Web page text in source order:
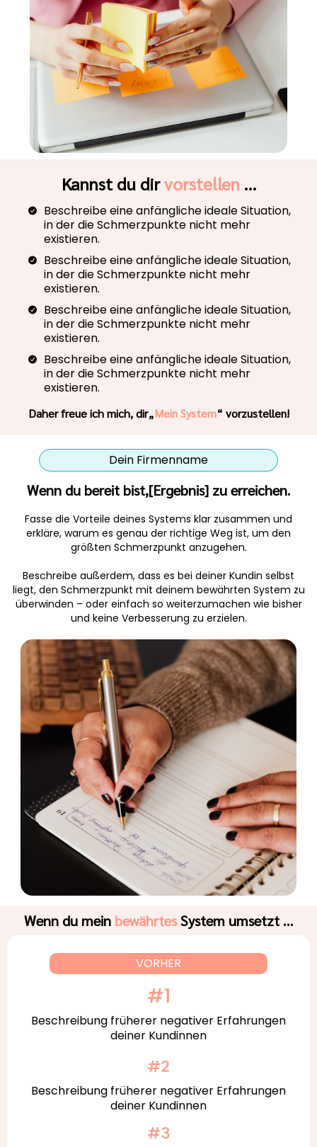
Kannst du dirvorstellen …
Beschreibe eine anfängliche ideale Situation,
in der die Schmerzpunkte nicht mehr
existieren.
Beschreibe eine anfängliche ideale Situation,
in der die Schmerzpunkte nicht mehr
existieren.
Beschreibe eine anfängliche ideale Situation,
in der die Schmerzpunkte nicht mehr
existieren.
Beschreibe eine anfängliche ideale Situation,
in der die Schmerzpunkte nicht mehr
existieren.
Daher freue ich mich, dir„Mein System“ vorzustellen!
Dein Firmenname
Wenn du bereit bist,[Ergebnis] zu erreichen.
Fasse die Vorteile deines Systems klar zusammen und
erkläre, warum es genau der richtige Weg ist, um den
größten Schmerzpunkt anzugehen.
Beschreibe außerdem, dass es bei deiner Kundin selbst
liegt, den Schmerzpunkt mit deinem bewährten System zu
überwinden – oder einfach so weiterzumachen wie bisher
und keine Verbesserung zu erzielen.
Wenn du mein bewährtesSystem umsetzt …
VORHER
Beschreibung früherer negativer Erfahrungen
deiner Kundinnen
Beschreibung früherer negativer Erfahrungen
deiner Kundinnen